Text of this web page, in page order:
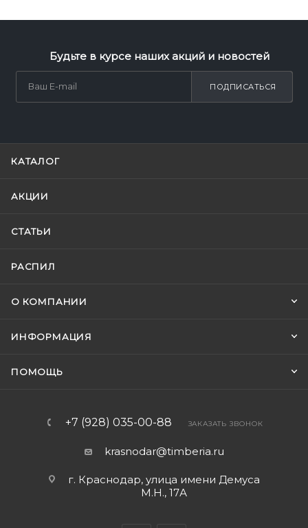
Будьте в курсе наших акций и новостей
ПОДПИСАТЬСЯ
КАТАЛОГ
АКЦИИ
СТАТЬИ
РАСПИЛ
О КОМПАНИИ
ИНФОРМАЦИЯ
ПОМОЩЬ
+7 (928) 035-00-88 ЗАКАЗАТЬ ЗВОНОК
krasnodar@timberia.ru
г. Краснодар, улица имени Демуса
М.Н., 17А